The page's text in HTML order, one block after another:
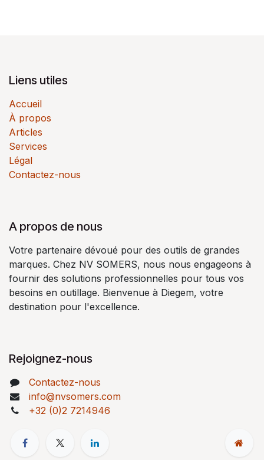
Liens utiles
Accueil
À propos
Articles
Services
Légal
Contactez-nous
A propos de nous
Votre partenaire dévoué pour des outils de grandes
marques. Chez NV SOMERS, nous nous engageons à
fournir des solutions professionnelles pour tous vos
besoins en outillage. Bienvenue à Diegem, votre
destination pour l'excellence.
Rejoignez-nous
Contactez-nous
info@nvsomers.com
+32 (0)2 7214946